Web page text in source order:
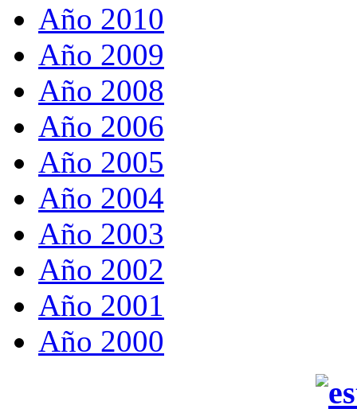
Año 2010
Año 2009
Año 2008
Año 2006
Año 2005
Año 2004
Año 2003
Año 2002
Año 2001
Año 2000